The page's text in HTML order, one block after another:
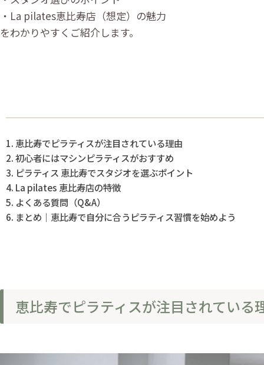
・La pilates恵比寿店（想定）の魅力
をわかりやすくご紹介します。
恵比寿でピラティスが注目されている理由
初心者にはマシンピラティスがおすすめ
ピラティス 恵比寿でスタジオを選ぶポイント
La pilates 恵比寿店の特徴
よくある質問（Q&A）
まとめ｜恵比寿で自分に合うピラティス習慣を始めよう
恵比寿でピラティスが注目されている